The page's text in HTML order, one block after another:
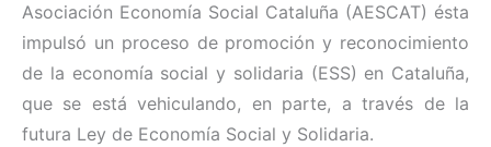
Asociación Economía Social Cataluña (AESCAT) ésta
impulsó un proceso de promoción y reconocimiento
de la economía social y solidaria (ESS) en Cataluña,
que se está vehiculando, en parte, a través de la
futura Ley de Economía Social y Solidaria.